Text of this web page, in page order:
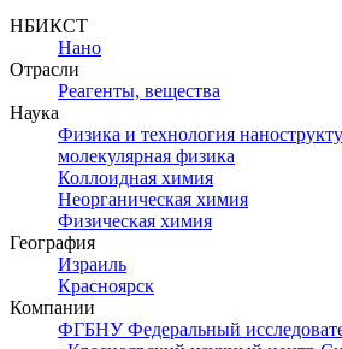
НБИКСТ
Нано
Отрасли
Реагенты, вещества
Наука
Физика и технология
молекулярная физика
Коллоидная химия
Неорганическая химия
Физическая химия
География
Израиль
Красноярск
Компании
ФГБНУ Федеральный